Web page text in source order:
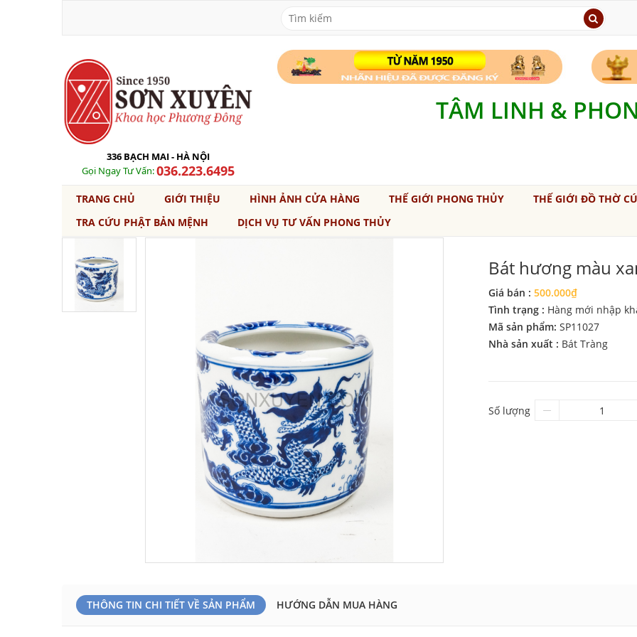
336 BẠCH MAI - HÀ NỘI
Gọi Ngay Tư Vấn:036.223.6495
TÂM LINH &
TRANG CHỦ GIỚI THIỆU HÌNH ẢNH CỬA HÀNG THẾ GIỚI PHONG THỦY
THẾ GIỚI ĐỒ THỜ
TRA CỨU PHẬT BẢN MỆNH
DỊCH VỤ TƯ VẤN PHONG THỦY
Bát hương màu
Giá bán : 500.000₫
Tình trạng : Hàng mới nhập
Mã sản phẩm: SP11027
Nhà sản xuất : Bát Tràng
Số lượng
THÔNG TIN CHI TIẾT VỀ SẢN PHẨM HƯỚNG DẪN MUA HÀNG